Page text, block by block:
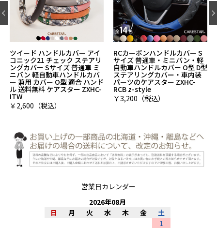
ツイード ハンドルカバー アイ
コニック21 チェック ステアリ
ングカバー Sサイズ 普通車 ミ
ニバン 軽自動車ハンドルカバ
ー 兼用 カバー O型 適合 ハンド
ル 送料無料 ケアスター ZXHC-
ITW
￥2,600（税込）
RCカーボンハンドルカバー S
サイズ 普通車・ミニバン・軽
自動車ハンドルカバー O型 D型
ステアリングカバー・車内装
パーツのケアスター ZXHC-
RCB z-style
￥3,200（税込）
営業日カレンダー
2026年08月
日
月 火 水 木 金
土
1